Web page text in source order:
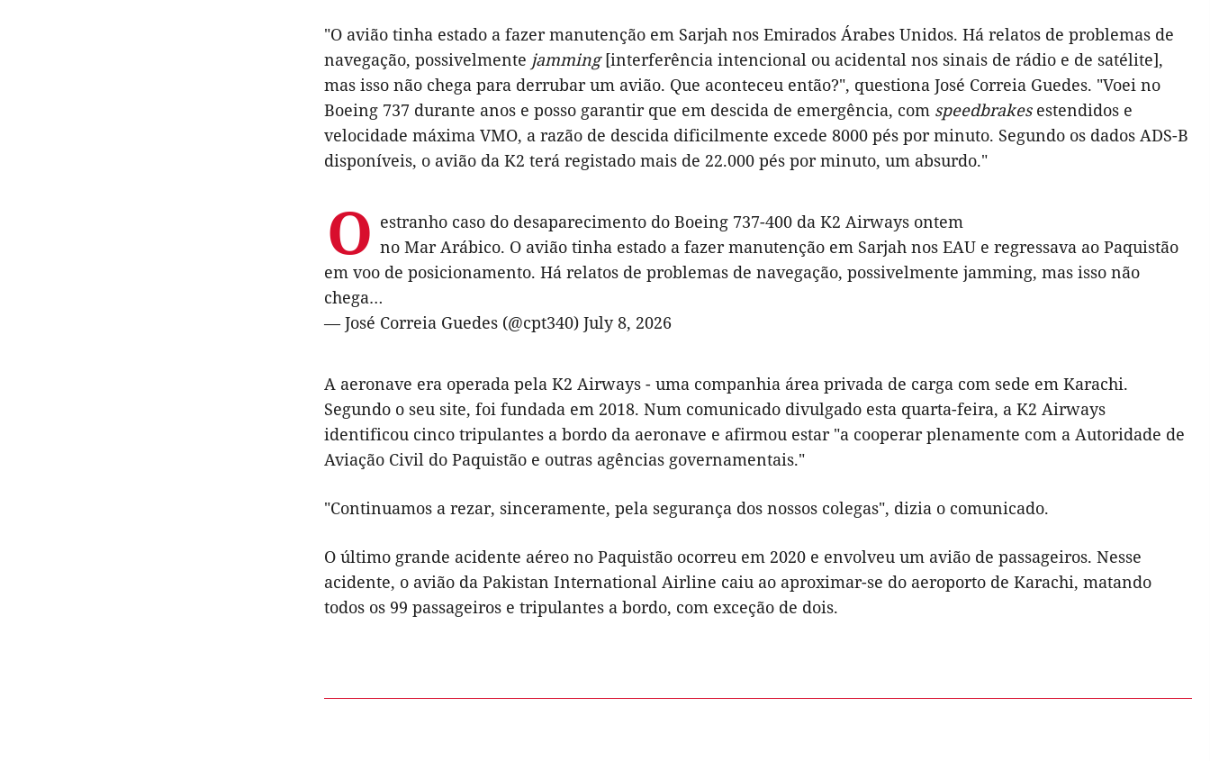
"O avião tinha estado a fazer manutenção em Sarjah nos Emirados Árabes Unidos. Há relatos de problemas de
navegação, possivelmente jamming[interferência intencional ou acidental nos sinais de rádio e de satélite],
mas isso não chega para derrubar um avião. Que aconteceu então?", questiona José Correia Guedes. "Voei no
Boeing 737 durante anos e posso garantir que em descida de emergência, com speedbrakes estendidos e
velocidade máxima VMO, a razão de descida dificilmente excede 8000 pés por minuto. Segundo os dados ADS-B
disponíveis, o avião da K2 terá registado mais de 22.000 pés por minuto, um absurdo."
O estranho caso do desaparecimento do Boeing 737-400 da K2 Airways ontem
no Mar Arábico. O avião tinha estado a fazer manutenção em Sarjah nos EAU e regressava ao Paquistão
em voo de posicionamento. Há relatos de problemas de navegação, possivelmente jamming, mas isso não
chega…
— José Correia Guedes (@cpt340) July 8, 2026
A aeronave era operada pela K2 Airways - uma companhia área privada de carga com sede em Karachi.
Segundo o seu site, foi fundada em 2018. Num comunicado divulgado esta quarta-feira, a K2 Airways
identificou cinco tripulantes a bordo da aeronave e afirmou estar "a cooperar plenamente com a Autoridade de
Aviação Civil do Paquistão e outras agências governamentais."
"Continuamos a rezar, sinceramente, pela segurança dos nossos colegas", dizia o comunicado.
O último grande acidente aéreo no Paquistão ocorreu em 2020 e envolveu um avião de passageiros. Nesse
acidente, o avião da Pakistan International Airline caiu ao aproximar-se do aeroporto de Karachi, matando
todos os 99 passageiros e tripulantes a bordo, com exceção de dois.